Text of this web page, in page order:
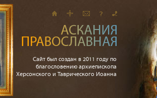
Сайт был создан в 2011 году по
благословению архиепископа
Херсонского и Таврического Иоанна